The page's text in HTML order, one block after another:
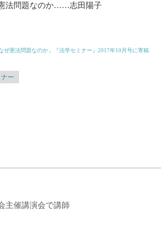
法問題なのか……志田陽子
憲法問題なのか」『法学セミナー』2017年10月号に寄稿
ー
主催講演会で講師